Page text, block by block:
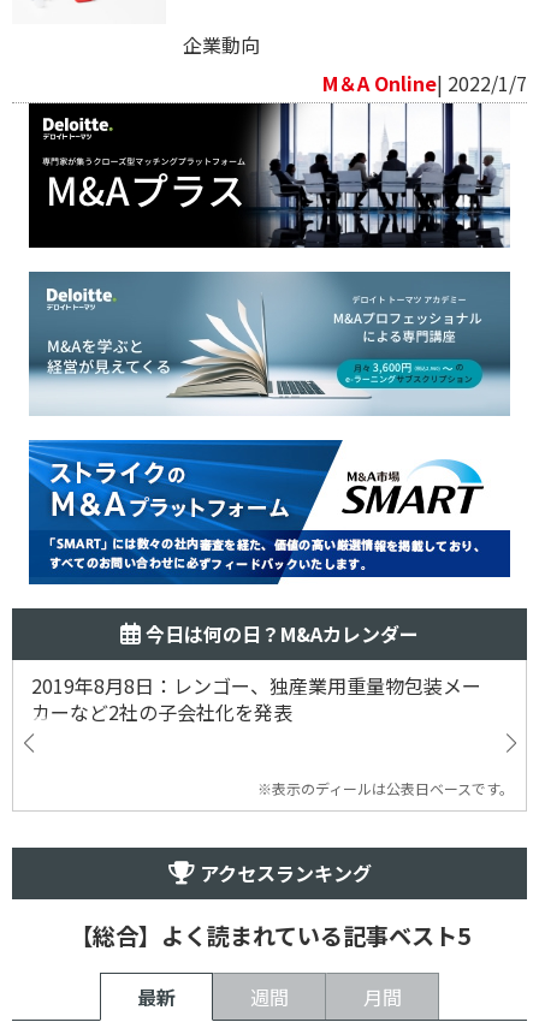
企業動向
M＆A Online| 2022/1/7
今日は何の日？M&Aカレンダー
2019年8月8日：レンゴー、独産業用重量物包装メー
カーなど2社の子会社化を発表
※表示のディールは公表日ベースです。
アクセスランキング
【総合】よく読まれている記事ベスト5
最新 週間 月間